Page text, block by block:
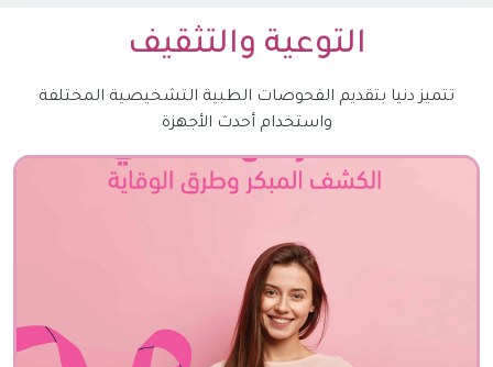
التوعية والتثقيف
تتميز دنيا بتقديم الفحوصات الطبية التشخيصية المختلفة
واستخدام أحدث الأجهزة